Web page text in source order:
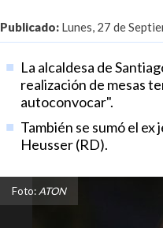
Publicado: Lunes, 27 de
La alcaldesa de
realización de mesas
autoconvocar".
También se sumó el
Heusser (RD).
Foto: ATON